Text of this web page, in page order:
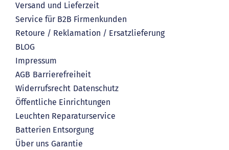
Versand und Lieferzeit
Service für B2B Firmenkunden
Retoure / Reklamation / Ersatzlieferung
BLOG
Impressum
AGB Barrierefreiheit
Widerrufsrecht Datenschutz
Öffentliche Einrichtungen
Leuchten Reparaturservice
Batterien Entsorgung
Über uns Garantie